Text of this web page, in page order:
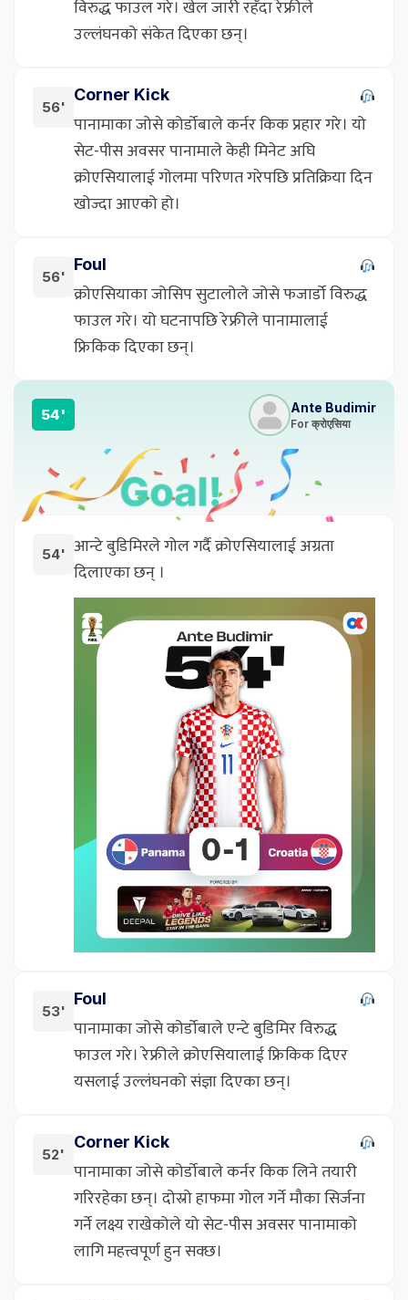
विरुद्ध फाउल गरे। खेल जारी रहँदा रेफ्रीले
उल्लंघनको संकेत दिएका छन्।
56'
Corner Kick
पानामाका जोसे कोर्डोबाले कर्नर किक प्रहार गरे। यो
सेट-पीस अवसर पानामाले केही मिनेट अघि
क्रोएसियालाई गोलमा परिणत गरेपछि प्रतिक्रिया दिन
खोज्दा आएको हो।
56'
Foul
क्रोएसियाका जोसिप सुटालोले जोसे फजार्डो विरुद्ध
फाउल गरे। यो घटनापछि रेफ्रीले पानामालाई
फ्रिकिक दिएका छन्।
54' Ante Budimir
For क्रोएसिया
54' आन्टे बुडिमिरले गोल गर्दै क्रोएसियालाई अग्रता
दिलाएका छन् ।
53'
Foul
पानामाका जोसे कोर्डोबाले एन्टे बुडिमिर विरुद्ध
फाउल गरे। रेफ्रीले क्रोएसियालाई फ्रिकिक दिएर
यसलाई उल्लंघनको संज्ञा दिएका छन्।
52'
Corner Kick
पानामाका जोसे कोर्डोबाले कर्नर किक लिने तयारी
गरिरहेका छन्। दोस्रो हाफमा गोल गर्ने मौका सिर्जना
गर्ने लक्ष्य राखेकोले यो सेट-पीस अवसर पानामाको
लागि महत्त्वपूर्ण हुन सक्छ।